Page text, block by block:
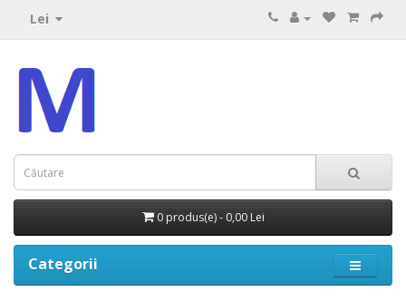
Lei
0 produs(e) - 0,00 Lei
Categorii